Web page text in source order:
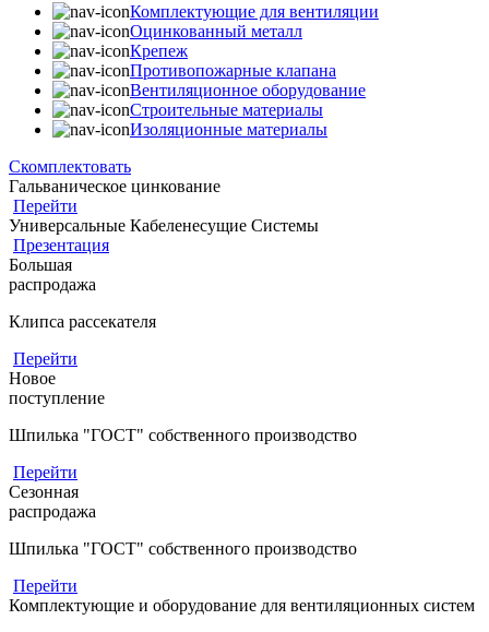
Комплектующие для вентиляции
Оцинкованный металл
Крепеж
Противопожарные клапана
Вентиляционное оборудование
Строительные материалы
Изоляционные материалы
Скомплектовать
Гальваническое цинкование
Перейти
Универсальные Кабеленесущие Системы
Презентация
Большая
распродажа
Клипса рассекателя
Перейти
Новое
поступление
Шпилька "ГОСТ" собственного производство
Перейти
Сезонная
распродажа
Шпилька "ГОСТ" собственного производство
Перейти
Комплектующие и оборудование для вентиляционных систем